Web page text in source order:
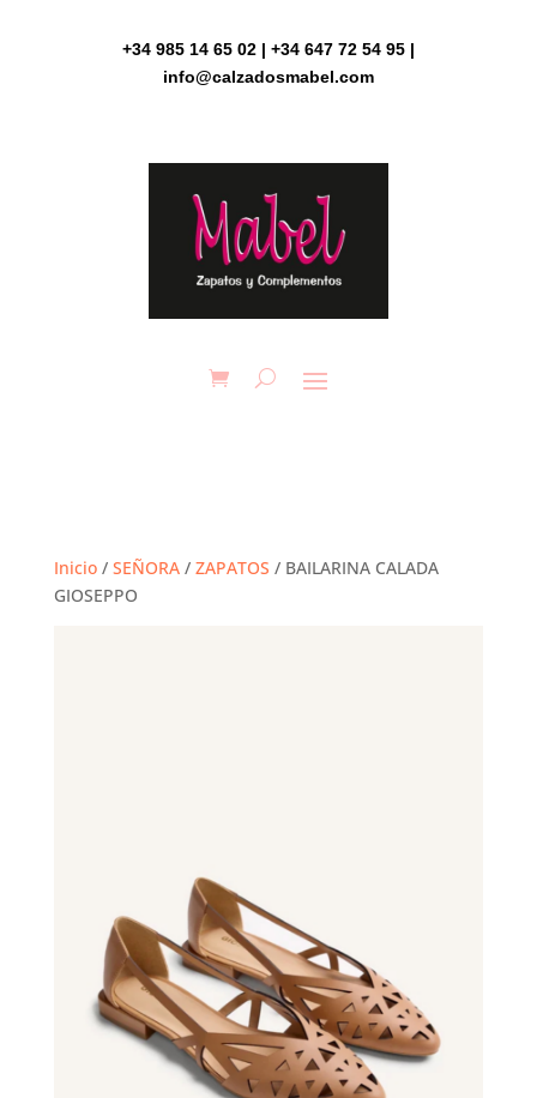
+34 985 14 65 02 | +34 647 72 54 95 |
info@calzadosmabel.com
Inicio/ SEÑORA/ ZAPATOS / BAILARINA CALADA
GIOSEPPO